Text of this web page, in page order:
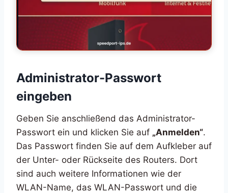
Administrator-Passwort
eingeben
Geben Sie anschließend das Administrator-
Passwort ein und klicken Sie auf „Anmelden“.
Das Passwort finden Sie auf dem Aufkleber auf
der Unter- oder Rückseite des Routers. Dort
sind auch weitere Informationen wie der
WLAN-Name, das WLAN-Passwort und die